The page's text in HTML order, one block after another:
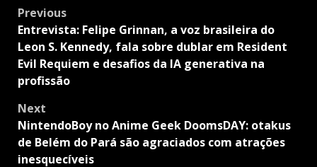
Post
navigation
Previous
Entrevista: Felipe Grinnan, a voz brasileira do
Leon S. Kennedy, fala sobre dublar em Resident
Evil Requiem e desafios da IA generativa na
profissão
Next
NintendoBoy no Anime Geek DoomsDAY: otakus
de Belém do Pará são agraciados com atrações
inesquecíveis